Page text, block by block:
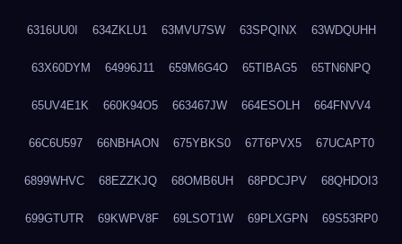
6316UU0I 634ZKLU1 63MVU7SW 63SPQINX 63WDQUHH
63X60DYM 64996J11 659M6G4O 65TIBAG5 65TN6NPQ
65UV4E1K 660K94O5 663467JW 664ESOLH 664FNVV4
66C6U597 66NBHAON 675YBKS0 67T6PVX5 67UCAPT0
6899WHVC 68EZZKJQ 68OMB6UH 68PDCJPV 68QHDOI3
699GTUTR 69KWPV8F 69LSOT1W 69PLXGPN 69S53RP0